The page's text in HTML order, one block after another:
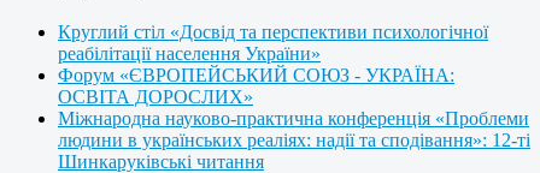
Круглий стіл «Досвід та перспективи психологічної
реабілітації населення України»
Форум «ЄВРОПЕЙСЬКИЙ СОЮЗ - УКРАЇНА:
ОСВІТА ДОРОСЛИХ»
Міжнародна науково-практична конференція «Проблеми
людини в українських реаліях: надії та сподівання»: 12-ті
Шинкаруківські читання